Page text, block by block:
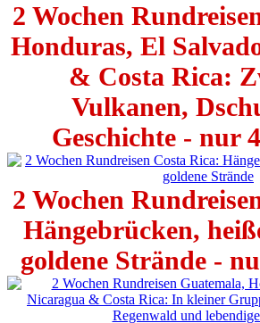
2 Wochen
Honduras, El
& Costa Rica:
Vulkanen,
Geschichte - nur
2 Wochen
Hängebrücken,
goldene Strände -